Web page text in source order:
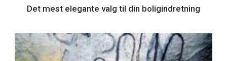
Det mest elegante valg til din boligindretning